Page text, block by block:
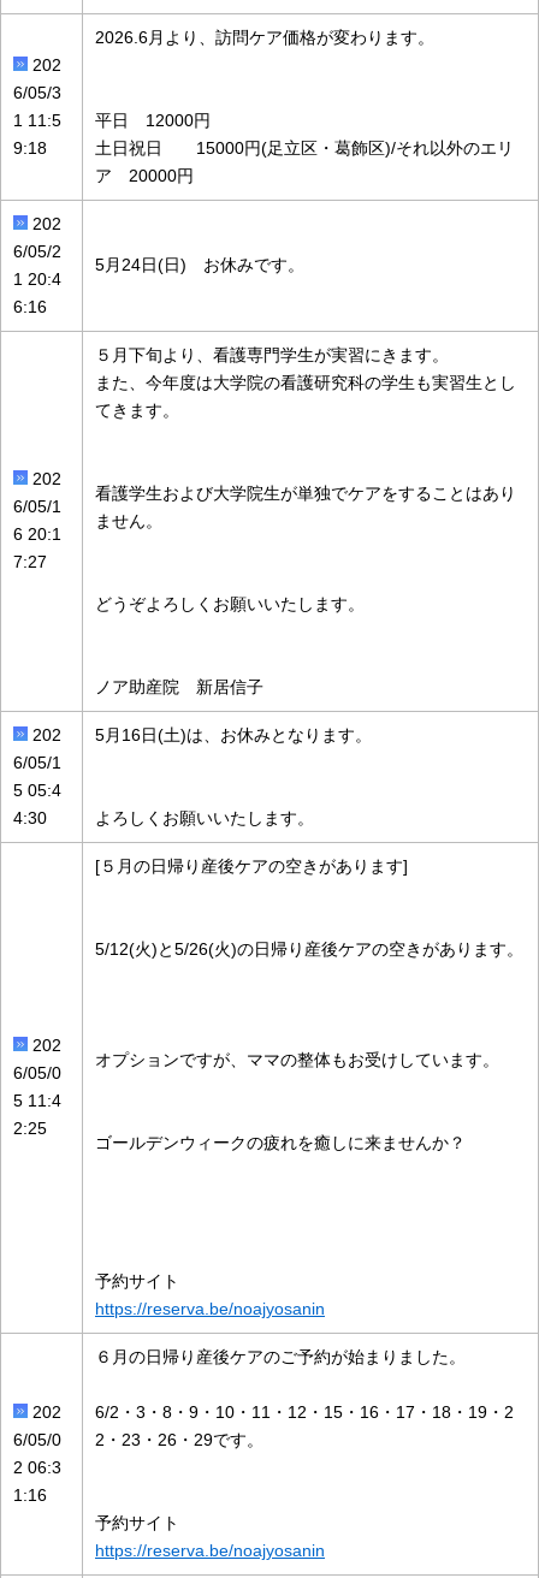
202
6/05/3
1 11:5
9:18
2026.6月より、訪問ケア価格が変わります。
平日 12000円
土日祝日 15000円(足立区・葛飾区)/それ以外のエリ
ア 20000円
202
6/05/2
1 20:4
6:16
5月24日(日) お休みです。
202
6/05/1
6 20:1
7:27
５月下旬より、看護専門学生が実習にきます。
また、今年度は大学院の看護研究科の学生も実習生とし
てきます。
看護学生および大学院生が単独でケアをすることはあり
ません。
どうぞよろしくお願いいたします。
ノア助産院 新居信子
202
6/05/1
5 05:4
4:30
5月16日(土)は、お休みとなります。
よろしくお願いいたします。
202
6/05/0
5 11:4
2:25
[５月の日帰り産後ケアの空きがあります]
5/12(火)と5/26(火)の日帰り産後ケアの空きがあります。
オプションですが、ママの整体もお受けしています。
ゴールデンウィークの疲れを癒しに来ませんか？
予約サイト
https://reserva.be/noajyosanin
202
6/05/0
2 06:3
1:16
６月の日帰り産後ケアのご予約が始まりました。
6/2・3・8・9・10・11・12・15・16・17・18・19・2
2・23・26・29です。
予約サイト
https://reserva.be/noajyosanin